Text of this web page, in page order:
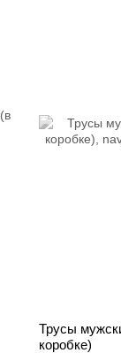
Трусы
коробке)